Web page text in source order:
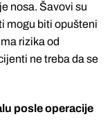
nosa. Šavovi su
mogu biti opušteni
rizika od
ne treba da se
posle operacije